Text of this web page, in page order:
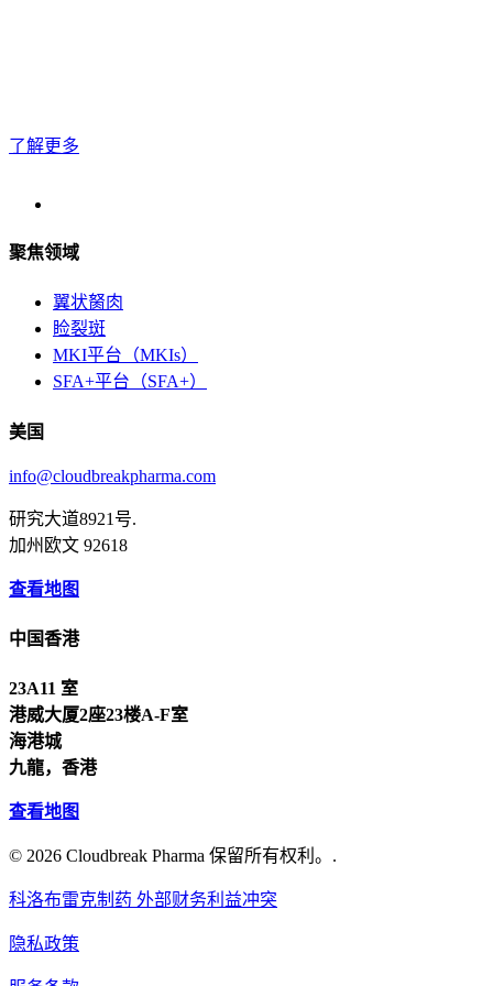
了解更多
聚焦领域
翼状胬肉
睑裂斑
MKI平台（MKIs）
SFA+平台（SFA+）
美国
info@cloudbreakpharma.com
研究大道8921号.
加州欧文 92618
查看地图
中国香港
23A11 室
港威大厦2座23楼A-F室
海港城
九龍，香港
查看地图
© 2026 Cloudbreak Pharma 保留所有权利。.
科洛布雷克制药 外部财务利益冲突
隐私政策